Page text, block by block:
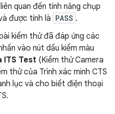
quan đến tính năng chụp
được tính là PASS .
kiểm thử đã đáp ứng các
vào nút dấu kiểm màu
ITS Test (Kiểm thử Camera
thử của Trình xác minh CTS
lục và cho biết điện thoại